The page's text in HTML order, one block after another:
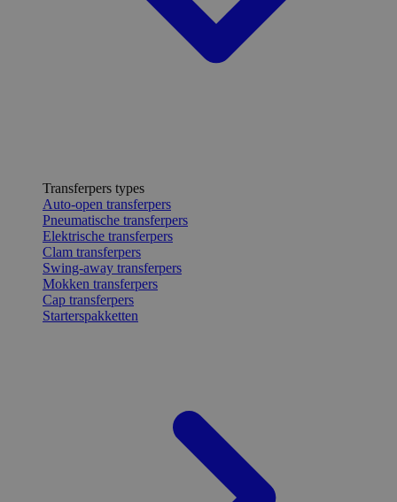
Transferpers types
Auto-open transferpers
Pneumatische transferpers
Elektrische transferpers
Clam transferpers
Swing-away transferpers
Mokken transferpers
Cap transferpers
Starterspakketten